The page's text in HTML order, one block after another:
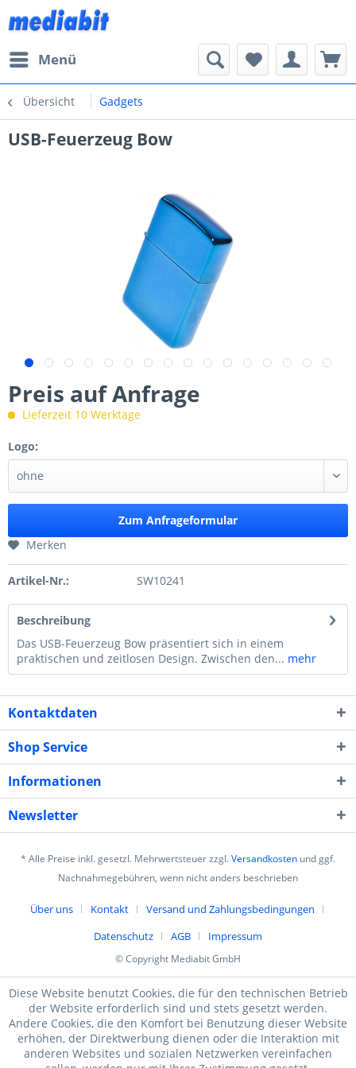
Menü
Übersicht Gadgets
USB-Feuerzeug Bow
Preis auf Anfrage
Lieferzeit 10 Werktage
Logo:
Zum Anfrageformular
Merken
Artikel-Nr.: SW10241
Beschreibung
Das USB-Feuerzeug Bow präsentiert sich in einem
praktischen und zeitlosen Design. Zwischen den... mehr
Kontaktdaten
Shop Service
Informationen
Newsletter
* Alle Preise inkl. gesetzl. Mehrwertsteuer zzgl.Versandkosten und ggf.
Nachnahmegebühren, wenn nicht anders beschrieben
Über uns Kontakt
Versand und Zahlungsbedingungen
Datenschutz
AGB Impressum
© Copyright Mediabit GmbH
Diese Website benutzt Cookies, die für den technischen Betrieb
der Website erforderlich sind und stets gesetzt werden.
Andere Cookies, die den Komfort bei Benutzung dieser Website
erhöhen, der Direktwerbung dienen oder die Interaktion mit
anderen Websites und sozialen Netzwerken vereinfachen